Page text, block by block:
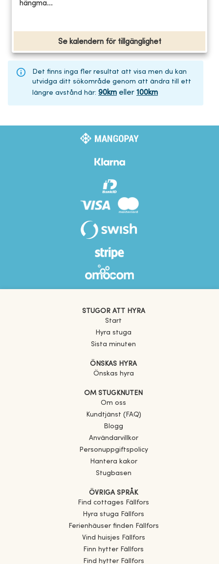
hängma...
Se kalendern för tillgänglighet
Det finns inga fler resultat att visa men du kan
utvidga ditt sökområde genom att ändra till ett
längre avstånd här: 90km eller 100km
STUGOR ATT HYRA
Start
Hyra stuga
Sista minuten
ÖNSKAS HYRA
Önskas hyra
OM STUGKNUTEN
Om oss
Kundtjänst (FAQ)
Blogg
Användarvillkor
Personuppgiftspolicy
Hantera kakor
Stugbasen
ÖVRIGA SPRÅK
Find cottages
Fällfors
Hyra stuga
Fällfors
Ferienhäuser finden
Fällfors
Vind huisjes
Fällfors
Finn hytter Fällfors
Find hytter Fällfors